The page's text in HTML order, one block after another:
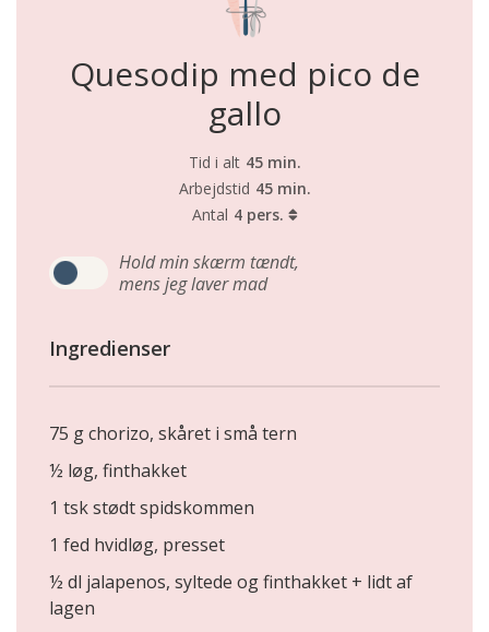
Quesodip med pico de
gallo
Tid i alt 45 min.
Arbejdstid 45 min.
Antal 4 pers.
Hold min skærm tændt,
mens jeg laver mad
Ingredienser
75 g chorizo, skåret i små tern
½ løg, finthakket
1 tsk stødt spidskommen
1 fed hvidløg, presset
½ dl jalapenos, syltede og finthakket + lidt af
lagen